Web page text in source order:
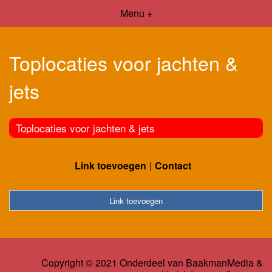
Menu +
Toplocaties voor jachten &
jets
Toplocaties voor jachten & jets
Link toevoegen Contact
Link toevoegen
Copyright © 2021 Onderdeel van BaakmanMedia&